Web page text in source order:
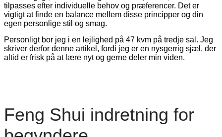
tilpasses efter individuelle behov og præferencer. Det er
vigtigt at finde en balance mellem disse principper og din
egen personlige stil og smag.
Personligt bor jeg i en lejlighed på 47 kvm på tredje sal. Jeg
skriver derfor denne artikel, fordi jeg er en nysgerrig sjæl, der
altid er frisk på at lære nyt og gerne deler min viden.
Feng Shui indretning for